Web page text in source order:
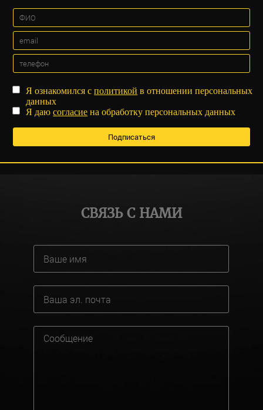
Я ознакомился сполитикой в отношении персональных
данных
Я даюсогласие на обработку персональных данных
СВЯЗЬ С НАМИ